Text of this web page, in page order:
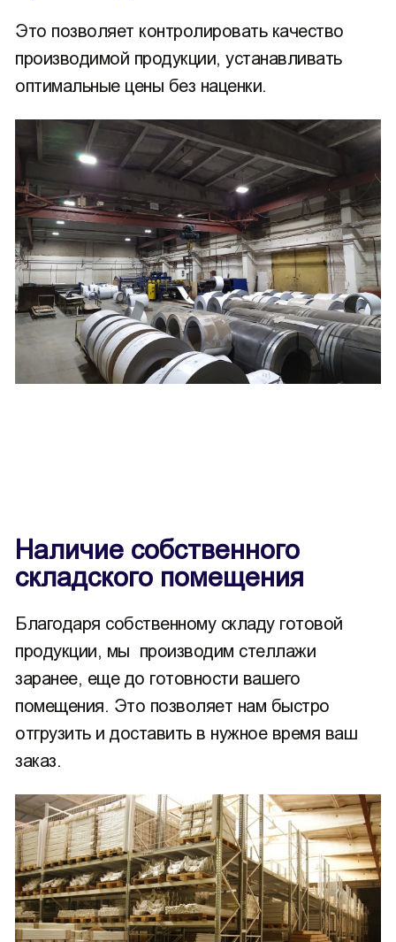
Это позволяет контролировать качество
производимой продукции, устанавливать
оптимальные цены без наценки.
Наличие собственного
складского помещения
Благодаря собственному складу готовой
продукции, мы производим стеллажи
заранее, еще до готовности вашего
помещения. Это позволяет нам быстро
отгрузить и доставить в нужное время ваш
заказ.